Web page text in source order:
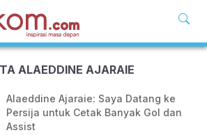
ALAEDDINE AJARAIE
Alaeddine Ajaraie: Saya Datang ke
Persija untuk Cetak Banyak Gol dan
Assist